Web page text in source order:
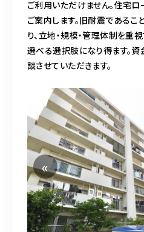
ご利用いただけません。住宅
ご案内します。旧耐震である
り、立地・規模・管理体制を重
選べる選択肢になり得ます。
談させていただきます。